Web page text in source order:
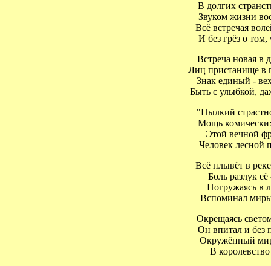
В долгих
Звуком жизни
Всё встречая
И без грёз о том,
Встреча новая в
Лиц пристанище в
Знак единый -
Быть с улыбкой,
"Пылкий
Мощь
Этой вечной
Человек лесной
Всё плывёт в
Боль разлук её
Погружаясь в
Вспоминал
Окрещаясь
Он впитал и без
Окружённый
В